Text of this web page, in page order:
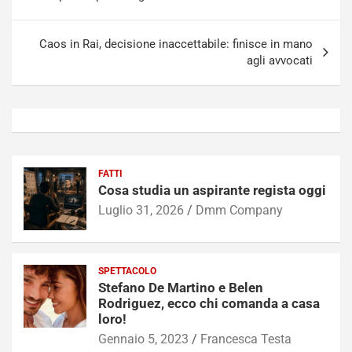
Caos in Rai, decisione inaccettabile: finisce in mano
agli avvocati
FATTI
Cosa studia un aspirante regista oggi
Luglio 31, 2026 Dmm Company
SPETTACOLO
Stefano De Martino e Belen
Rodriguez, ecco chi comanda a casa
loro!
Gennaio 5, 2023 Francesca Testa